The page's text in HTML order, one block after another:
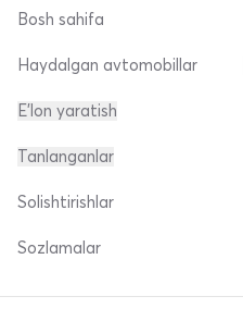
Bosh sahifa
Haydalgan avtomobillar
E'lon yaratish
Tanlanganlar
Solishtirishlar
Sozlamalar